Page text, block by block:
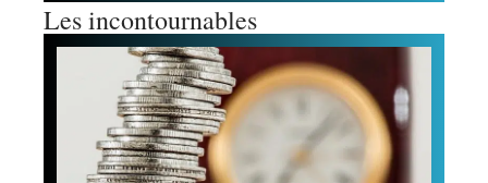
Les incontournables